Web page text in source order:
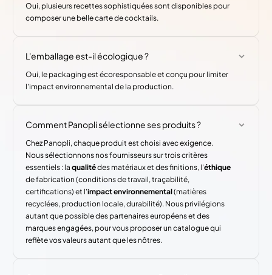
Oui, plusieurs recettes sophistiquées sont disponibles pour
composer une belle carte de cocktails.
L'emballage est-il écologique ?
Oui, le packaging est écoresponsable et conçu pour limiter
l'impact environnemental de la production.
Comment Panopli sélectionne ses produits ?
Chez Panopli, chaque produit est choisi avec exigence.
Nous sélectionnons nos fournisseurs sur trois critères
essentiels : laqualitédes matériaux et des finitions, l'éthique
de fabrication (conditions de travail, traçabilité,
certifications) et l'impact environnemental(matières
recyclées, production locale, durabilité). Nous privilégions
autant que possible des partenaires européens et des
marques engagées, pour vous proposer un catalogue qui
reflète vos valeurs autant que les nôtres.